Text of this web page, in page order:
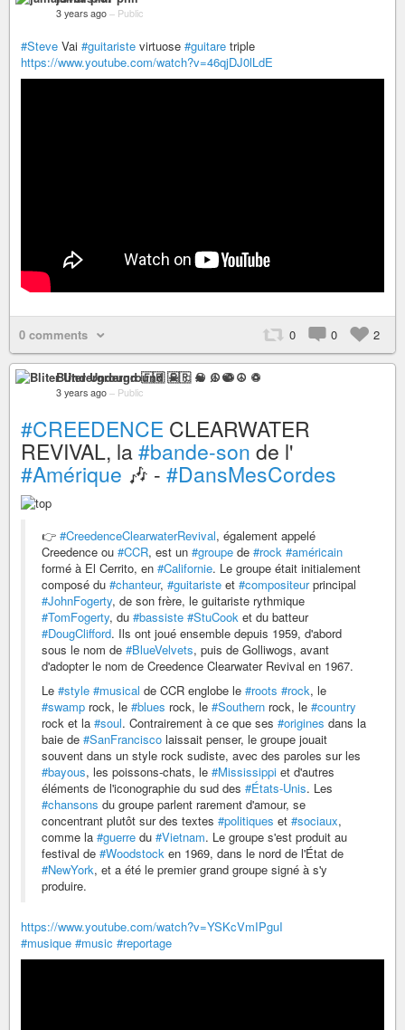
3 years ago – Public
#Steve Vai #guitariste virtuose #guitare triple
https://www.youtube.com/watch?v=46qjDJ0lLdE
0 comments 0 0 2
Bliter Underground 🇫🇷 ☠ ♫ ☯ ☮ ♽
3 years ago – Public
#CREEDENCE CLEARWATER
REVIVAL, la#bande-son de l'
#Amérique 🎶 - #DansMesCordes
👉 #CreedenceClearwaterRevival, également appelé
Creedence ou #CCR, est un #groupe de #rock #américain
formé à El Cerrito, en #Californie. Le groupe était initialement
composé du #chanteur, #guitariste et #compositeurprincipal
#JohnFogerty, de son frère, le guitariste rythmique
#TomFogerty, du #bassiste #StuCook et du batteur
#DougClifford. Ils ont joué ensemble depuis 1959, d'abord
sous le nom de #BlueVelvets, puis de Golliwogs, avant
d'adopter le nom de Creedence Clearwater Revival en 1967.
Le #style #musical de CCR englobe le #roots #rock, le
#swamp rock, le #blues rock, le #Southern rock, le #country
rock et la #soul. Contrairement à ce que ses #origines dans la
baie de #SanFrancisco laissait penser, le groupe jouait
souvent dans un style rock sudiste, avec des paroles sur les
#bayous, les poissons-chats, le #Mississippi et d'autres
éléments de l'iconographie du sud des #États-Unis. Les
#chansons du groupe parlent rarement d'amour, se
concentrant plutôt sur des textes #politiques et #sociaux,
comme la #guerre du #Vietnam. Le groupe s'est produit au
festival de #Woodstock en 1969, dans le nord de l'État de
#NewYork, et a été le premier grand groupe signé à s'y
produire.
https://www.youtube.com/watch?v=YSKcVmIPguI
#musique #music #reportage